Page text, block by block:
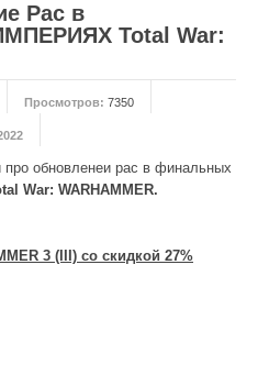
Рас в
Total War:
Просмотров: 7350
про обновленеи рас в финальных
War: WARHAMMER.
3 (III) со скидкой 27%